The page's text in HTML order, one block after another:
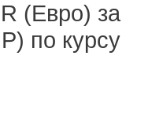
(Евро) за
по курсу